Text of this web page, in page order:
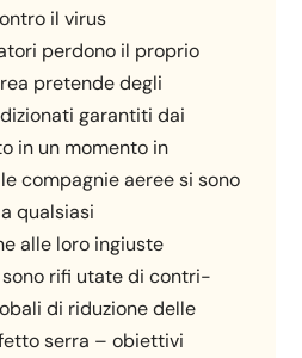
il virus
perdono il proprio
pretende degli
garantiti dai
in un momento in
compagnie aeree si sono
qualsiasi
alle loro ingiuste
sono rifi utate di contri-
di riduzione delle
serra – obiettivi